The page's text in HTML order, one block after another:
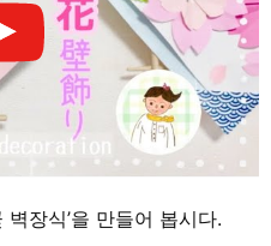
장식’을 만들어 봅시다.